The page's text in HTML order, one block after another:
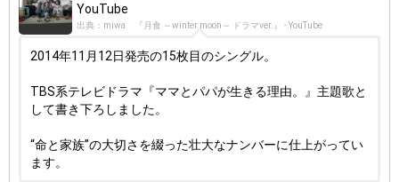
YouTube
出典：miwa 『月食 ～winter moon～ ドラマver.』 - YouTube
2014年11月12日発売の15枚目のシングル。
TBS系テレビドラマ『ママとパパが生きる理由。』主題歌と
して書き下ろしました。
“命と家族”の大切さを綴った壮大なナンバーに仕上がってい
ます。